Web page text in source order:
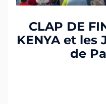
CLAP DE
KENYA et les
de